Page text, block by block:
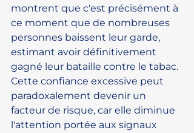
montrent que c'est précisément à
ce moment que de nombreuses
personnes baissent leur garde,
estimant avoir définitivement
gagné leur bataille contre le tabac.
Cette confiance excessive peut
paradoxalement devenir un
facteur de risque, car elle diminue
l'attention portée aux signaux